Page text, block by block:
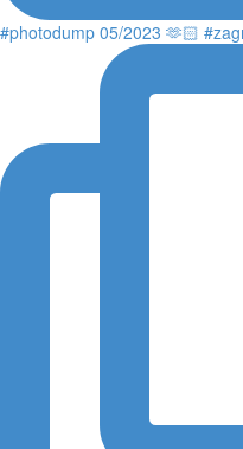
#photodump 05/2023 🫶🏻